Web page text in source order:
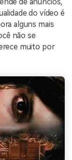
do vídeo é
alguns mais
não se
muito por